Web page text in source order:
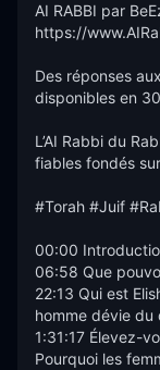
AI RABBI par
https://
Des réponses
disponibles en
L’AI Rabbi du
fiables fondés
#Torah #Juif
00:00
06:58 Que
22:13 Qui est
homme dévie du
1:31:17 Élevez-
Pourquoi les